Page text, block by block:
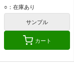
アリス・カータレット
○：在庫あり
サンプル
カート